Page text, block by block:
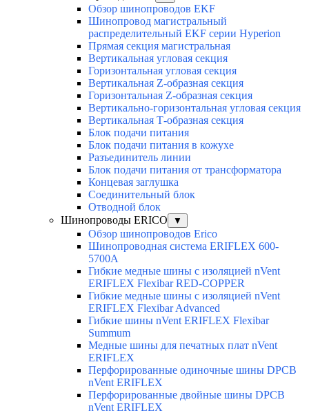
Обзор шинопроводов EKF
Шинопровод магистральный
распределительный EKF серии Hyperion
Прямая секция магистральная
Вертикальная угловая секция
Горизонтальная угловая секция
Вертикальная Z-образная секция
Горизонтальная Z-образная секция
Вертикально-горизонтальная угловая секция
Вертикальная Т-образная секция
Блок подачи питания
Блок подачи питания в кожухе
Разъединитель линии
Блок подачи питания от трансформатора
Концевая заглушка
Соединительный блок
Отводной блок
Шинопроводы ERICO
▼
Обзор шинопроводов Erico
Шинопроводная система ERIFLEX 600-
5700A
Гибкие медные шины с изоляцией nVent
ERIFLEX Flexibar RED-COPPER
Гибкие медные шины с изоляцией nVent
ERIFLEX Flexibar Advanced
Гибкие шины nVent ERIFLEX Flexibar
Summum
Медные шины для печатных плат nVent
ERIFLEX
Перфорированные одиночные шины DPCB
nVent ERIFLEX
Перфорированные двойные шины DPCB
nVent ERIFLEX